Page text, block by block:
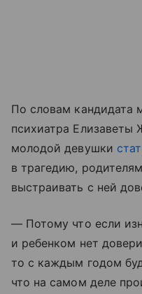
По словам кандидата
психиатра Елизаветы
молодой девушки
в трагедию,
выстраивать с ней
— Потому что если
и ребенком нет
то с каждым годом
что на самом деле